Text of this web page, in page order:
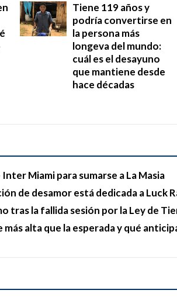
Tiene 119 años y
podría convertirse en
la persona más
longeva del mundo:
cuál es el desayuno
que mantiene desde
hace décadas
Miami para sumarse a La Masia
de desamor está dedicada a Luck
tras la fallida sesión por la Ley de
alta que la esperada y qué